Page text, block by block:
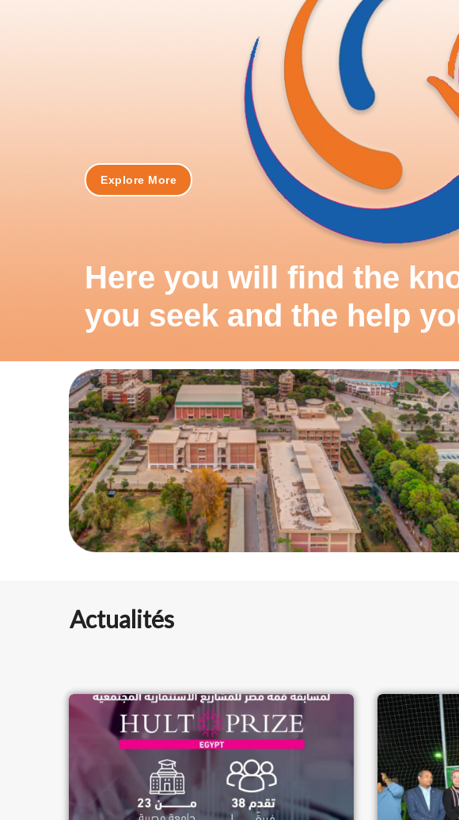
Here you will find the
you seek and the help
Explore More
Actualités